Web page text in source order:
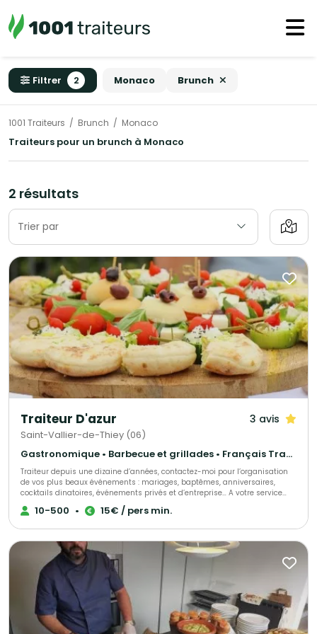
Filtrer 2 Monaco Brunch
1001 Traiteurs Brunch Monaco
Traiteurs pour un brunch à Monaco
2 résultats
Trier par
Traiteur D'azur 3 avis
Saint-Vallier-de-Thiey (06)
Gastronomique • Barbecue et grillades • Français Traditionnel
Traiteur depuis une dizaine d’années, contactez-moi pour l’organisation
de vos plus beaux événements : mariages, baptêmes, anniversaires,
cocktails dinatoires, événements privés et d’entreprise… A votre service
pour la réussite de votre événement Ensemble nous élaborerons une
sélection de votre choix parmi nos assortiments de pièces cocktails, nos
soigné, sur mesure et artisanal. Possibilité de service tout compris
(serveurs professionnels…).
10-500 • 15€ / pers min.